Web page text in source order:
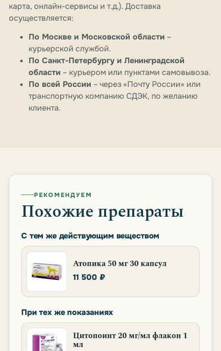
карта, онлайн-сервисы и т.д.). Доставка
осуществляется:
По Москве и Московской области –
курьерской службой.
По Санкт-Петербургу и Ленинградской
области – курьером или пунктами самовывоза.
По всей России – через «Почту России» или
транспортную компанию СДЭК, по желанию
клиента.
РЕКОМЕНДУЕМ
Похожие препараты
С тем же действующим веществом
Атопика 50 мг 30 капсул
11 500 ₽
При тех же показаниях
Цитопоинт 20 мг/мл флакон 1
мл